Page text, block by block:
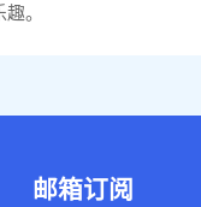
。
邮箱订阅